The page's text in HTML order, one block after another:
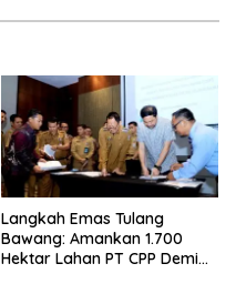
Langkah Emas Tulang
Bawang: Amankan 1.700
Hektar Lahan PT CPP Demi